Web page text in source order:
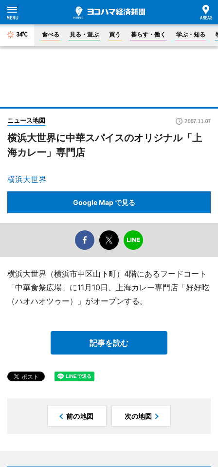
34°C 食べる 見る・遊ぶ 買う 暮らす・働く 学ぶ・知る
ニュース地図 2007.11.07
横浜大世界に中華スパイスのオリジナル「上
海カレー」専門店
横浜大世界
Google Map で見る
横浜大世界（横浜市中区山下町）4階にあるフードコート
「中華食祭広場」に11月10日、上海カレー専門店「好好吃
（ハオハオツゥー）」がオープンする。
記事を読む
前の地図 次の地図